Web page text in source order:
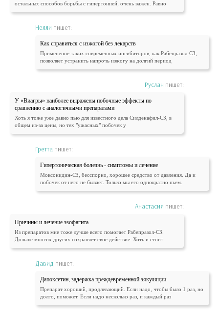
остальных способов борьбы с гипертонией, очень важен. Равно
Нелли пишет:
Как справиться с изжогой без лекарств
Применение таких современных ингибиторов, как Рабепразол-СЗ,
позволяет устранить напрочь изжогу на долгий период
Руслан пишет:
У «Виагры» наиболее выражены побочные эффекты по
сравнению с аналогичными препаратами
Хоть я тоже уже давно пью для известного дела Силденафил-СЗ, в
общем из-за цены, но тех "ужасных" побочек у
Гретта пишет:
Гипертоническая болезнь - симптомы и лечение
Моксонидин-СЗ, бесспорно, хорошее средство от давления. Да и
побочек от него не бывает. Только мы его однократно пьем.
Анастасия пишет:
Причины и лечение эзофагита
Из препаратов мне тоже лучше всего помогает Рабепразол-СЗ.
Дольше многих других сохраняет свое действие. Хоть и стоит
Давид пишет:
Дапоксетин, задержка преждевременной эякуляции
Препарат хороший, продлевающий. Если надо, чтобы было 1 раз, но
долго, поможет. Если надо несколько раз, и каждый раз